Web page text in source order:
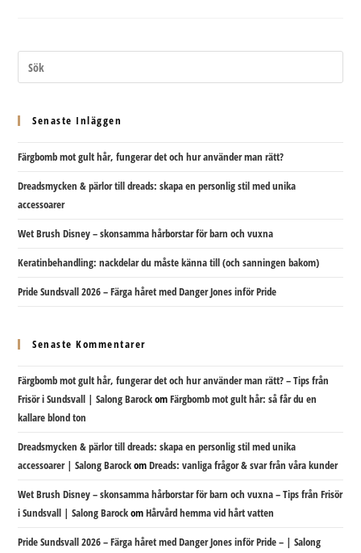
Senaste Inläggen
Färgbomb mot gult hår, fungerar det och hur använder man rätt?
Dreadsmycken & pärlor till dreads: skapa en personlig stil med unika
accessoarer
Wet Brush Disney – skonsamma hårborstar för barn och vuxna
Keratinbehandling: nackdelar du måste känna till (och sanningen bakom)
Pride Sundsvall 2026 – Färga håret med Danger Jones inför Pride
Senaste Kommentarer
Färgbomb mot gult hår, fungerar det och hur använder man rätt? – Tips från
Frisör i Sundsvall | Salong BarockomFärgbomb mot gult hår: så får du en
kallare blond ton
Dreadsmycken & pärlor till dreads: skapa en personlig stil med unika
accessoarer | Salong BarockomDreads: vanliga frågor & svar från våra kunder
Wet Brush Disney – skonsamma hårborstar för barn och vuxna – Tips från Frisör
i Sundsvall | Salong BarockomHårvård hemma vid hårt vatten
Pride Sundsvall 2026 – Färga håret med Danger Jones inför Pride – | Salong